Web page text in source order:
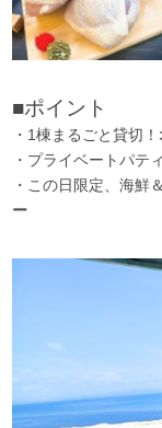
■ポイント
・1棟まるごと貸切！
・プライベートパテ
・この日限定、海鮮
ー